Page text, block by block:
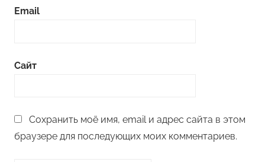
Email
Сайт
Сохранить моё имя, email и адрес сайта в этом
браузере для последующих моих комментариев.